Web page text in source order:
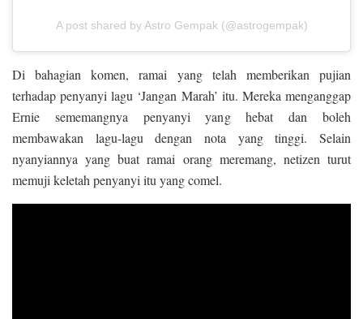
A post shared by Astro Gempak (@astrogempak)
Di bahagian komen, ramai yang telah memberikan pujian
terhadap penyanyi lagu ‘Jangan Marah’ itu. Mereka menganggap
Ernie sememangnya penyanyi yang hebat dan boleh
membawakan lagu-lagu dengan nota yang tinggi. Selain
nyanyiannya yang buat ramai orang meremang, netizen turut
memuji keletah penyanyi itu yang comel.